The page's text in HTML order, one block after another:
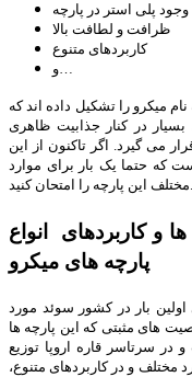
پلی استر در پارچه
ظرافت و لطافت بالا
کاربردهای متنوع
و…
میکرو را تشکیل داده اند که
در کنار جذابیت ظاهری
می گیرد. اگر تاکنون از این
که حتما یک بار برای موارد
مختلف این پارچه را امتحان کنید.
و کاربردهای انواع
پارچه های میکرو
دهه 1990 میلادی برای اولین بار در کشور سوئد مورد
های مثبتی که این پارچه ها
سرتاسر قاره اروپا توزیع
مختلف و در کاربردهای متنوع،